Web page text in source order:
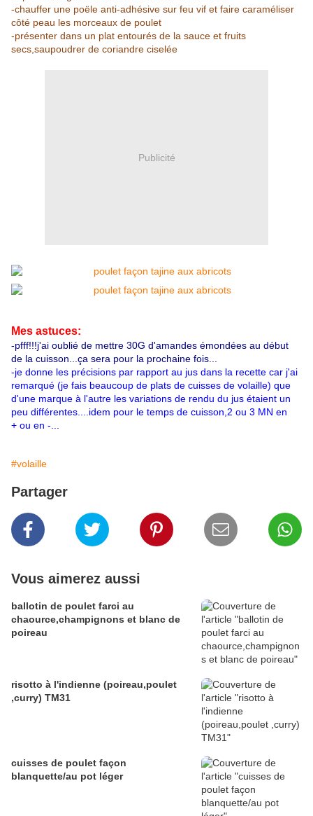
-chauffer une poële anti-adhésive sur feu vif et faire caraméliser
côté peau les morceaux de poulet
-présenter dans un plat entourés de la sauce et fruits
secs,saupoudrer de coriandre ciselée
Publicité
Mes astuces:
-pfff!!!j'ai oublié de mettre 30G d'amandes émondées au début
de la cuisson...ça sera pour la prochaine fois...
-je donne les précisions par rapport au jus dans la recette car j'ai
remarqué (je fais beaucoup de plats de cuisses de volaille) que
d'une marque à l'autre les variations de rendu du jus étaient un
peu différentes....idem pour le temps de cuisson,2 ou 3 MN en
+ ou en -...
#volaille
Partager
Vous aimerez aussi
ballotin de poulet farci au
chaource,champignons et blanc de
poireau
risotto à l'indienne (poireau,poulet
,curry) TM31
cuisses de poulet façon
blanquette/au pot léger